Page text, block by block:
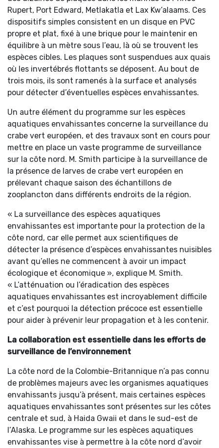
Rupert, Port Edward, Metlakatla et Lax Kw’alaams. Ces
dispositifs simples consistent en un disque en PVC
propre et plat, fixé à une brique pour le maintenir en
équilibre à un mètre sous l’eau, là où se trouvent les
espèces cibles. Les plaques sont suspendues aux quais
où les invertébrés flottants se déposent. Au bout de
trois mois, ils sont ramenés à la surface et analysés
pour détecter d’éventuelles espèces envahissantes.
Un autre élément du programme sur les espèces
aquatiques envahissantes concerne la surveillance du
crabe vert européen, et des travaux sont en cours pour
mettre en place un vaste programme de surveillance
sur la côte nord. M. Smith participe à la surveillance de
la présence de larves de crabe vert européen en
prélevant chaque saison des échantillons de
zooplancton dans différents endroits de la région.
« La surveillance des espèces aquatiques
envahissantes est importante pour la protection de la
côte nord, car elle permet aux scientifiques de
détecter la présence d’espèces envahissantes nuisibles
avant qu’elles ne commencent à avoir un impact
écologique et économique », explique M. Smith.
« L’atténuation ou l’éradication des espèces
aquatiques envahissantes est incroyablement difficile
et c’est pourquoi la détection précoce est essentielle
pour aider à prévenir leur propagation et à les contenir.
La collaboration est essentielle dans les efforts de
surveillance de l’environnement
La côte nord de la Colombie-Britannique n’a pas connu
de problèmes majeurs avec les organismes aquatiques
envahissants jusqu’à présent, mais certaines espèces
aquatiques envahissantes sont présentes sur les côtes
centrale et sud, à Haida Gwaii et dans le sud-est de
l’Alaska. Le programme sur les espèces aquatiques
envahissantes vise à permettre à la côte nord d’avoir